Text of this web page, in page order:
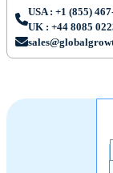
USA : +1 (855)
UK : +44 8085